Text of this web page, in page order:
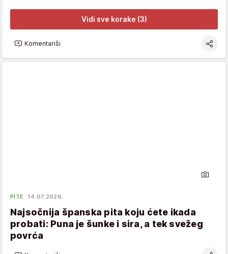
Vidi sve korake (3)
Komentariši
PITE 14.07.2026.
Najsočnija španska pita koju ćete ikada
probati: Puna je šunke i sira, a tek svežeg
povrća